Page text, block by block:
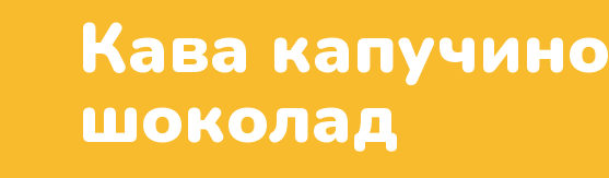
Кава капучино
шоколад